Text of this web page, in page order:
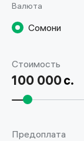
Валюта
Сомони
Стоимость
100 000
Предоплата